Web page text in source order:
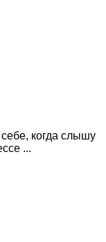
когда слышу
...